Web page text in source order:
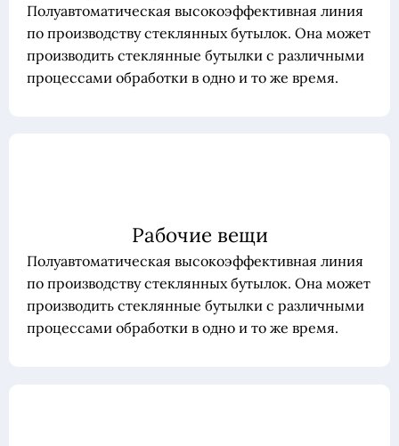
Полуавтоматическая высокоэффективная линия
по производству стеклянных бутылок. Она может
производить стеклянные бутылки с различными
процессами обработки в одно и то же время.
Рабочие вещи
Полуавтоматическая высокоэффективная линия
по производству стеклянных бутылок. Она может
производить стеклянные бутылки с различными
процессами обработки в одно и то же время.